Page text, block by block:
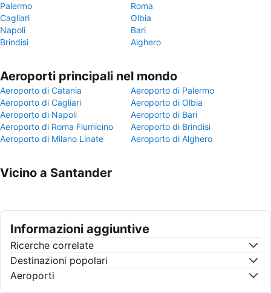
Palermo
Roma
Cagliari
Olbia
Napoli
Bari
Brindisi
Alghero
Aeroporti principali nel mondo
Aeroporto di Catania
Aeroporto di Palermo
Aeroporto di Cagliari
Aeroporto di Olbia
Aeroporto di Napoli
Aeroporto di Bari
Aeroporto di Roma Fiumicino
Aeroporto di Brindisi
Aeroporto di Milano Linate
Aeroporto di Alghero
Vicino a Santander
Informazioni aggiuntive
Ricerche correlate
Destinazioni popolari
Aeroporti